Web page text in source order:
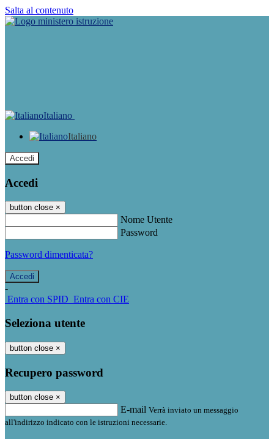
Salta al contenuto
Italiano
Italiano
Accedi
Accedi
button close ×
Nome Utente
Password
Password dimenticata?
-
Entra con SPID Entra con CIE
Seleziona utente
button close ×
Recupero password
button close ×
E-mail Verrà inviato un messaggio
all'indirizzo indicato con le istruzioni necessarie.